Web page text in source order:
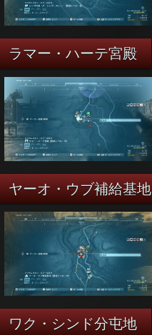
ラマー・ハーテ宮殿
ヤーオ・ウブ補給基地
ワク・シンド分屯地